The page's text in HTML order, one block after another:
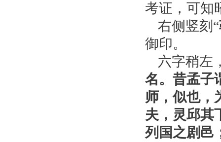
考证，可知
右侧竖刻“
御印。
六字稍左
名。昔孟子
师，似也，
夫，灵邱其
列国之剧邑